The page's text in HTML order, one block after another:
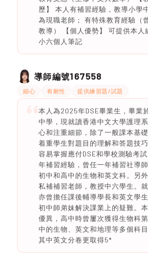
歷】 本人有補習經驗，教導小學
為現職老師； 有特殊教育經驗（
教導） 【個人優勢】 可提供本人
小六個人筆記
導師編號167558
細心 有耐性 提供練習題/試題
本人為2025年DSE畢業生，畢業
中學，現就讀香港中文大學護理
心和注重細節，除了一般課本基
着重學生對題目的理解和答題技
容易掌握應付DSE和學校測驗考
年補習經驗，曾任一年補習社導
初中和高中的生物和英文科。另
私補補習老師，教授中六學生。
亦曾擔任課後輔導學長和英文學
初中師弟妹解決課業上的疑難。
優異，高中時曾屢次獲得生物科
中的生物、英文和地理等多個科
其中英文分卷更取得5*